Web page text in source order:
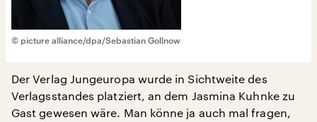
© picture alliance/dpa/Sebastian Gollnow
Der Verlag Jungeuropa wurde in Sichtweite des
Verlagsstandes platziert, an dem Jasmina Kuhnke zu
Gast gewesen wäre. Man könne ja auch mal fragen,